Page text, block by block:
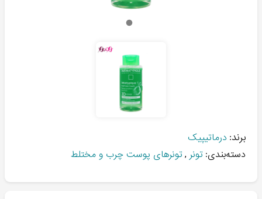
برند: درماتیپیک
دسته‌بندی: تونر ,تونرهای پوست چرب و مختلط